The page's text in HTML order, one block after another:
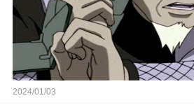
2024/01/03